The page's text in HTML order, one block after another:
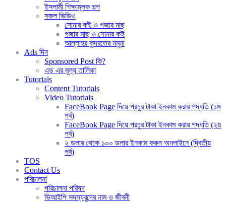
ইসলামী শিক্ষামূলক গল্প
সকল ভিডিও
সোনার কই ও গজার মাছ
গজার মাছ ও সোনার কই
আল্লাহর কুদরতের নমুনা
Ads দিন
Sponsored Post কি?
এড এর মূল্য তালিকা
Tutorials
Content Tutorials
Video Tutorials
FaceBook Page দিয়ে প্রচুর টাকা ইনকাম করার পদ্ধতি (১ম
পর্ব)
FaceBook Page দিয়ে প্রচুর টাকা ইনকাম করার পদ্ধতি (২য়
পর্ব)
২ ডলার থেকে ১০০ ডলার ইনকাম করুন অনলাইনে (দ্বিতীয়
পর্ব)
TOS
Contact Us
পরিচালনা
পরিচালনা পরিষদ
ভিআইপি সদস্যবৃন্দের নাম ও জীবনী